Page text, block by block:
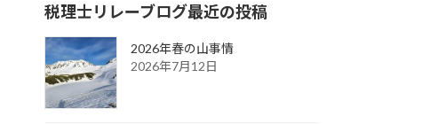
税理士リレーブログ最近の投稿
2026年春の山事情
2026年7月12日